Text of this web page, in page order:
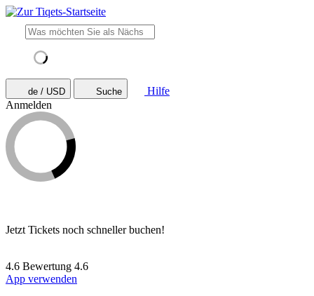
de / USD Suche
Hilfe
Anmelden
Jetzt Tickets noch schneller buchen!
4.6 Bewertung 4.6
App verwenden